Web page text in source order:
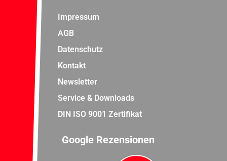
Impressum
AGB
Datenschutz
Kontakt
Newsletter
Service & Downloads
DIN ISO 9001 Zertifikat
Google Rezensionen